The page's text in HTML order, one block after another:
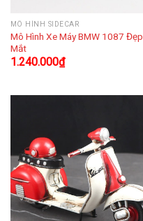
MÔ HÌNH SIDECAR
Mô Hình Xe Máy BMW 1087 Đẹp
Mắt
1.240.000₫